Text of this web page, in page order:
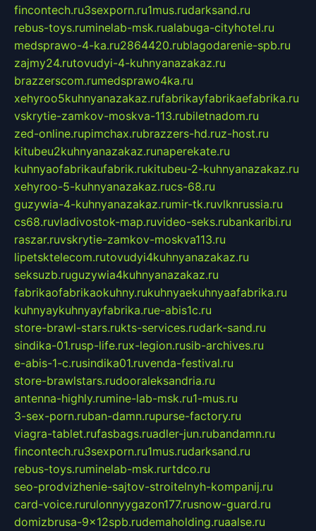
fincontech.ru3sexporn.ru1mus.rudarksand.ru
rebus-toys.ruminelab-msk.rualabuga-cityhotel.ru
medsprawo-4-ka.ru2864420.rublagodarenie-spb.ru
zajmy24.rutovudyi-4-kuhnyanazakaz.ru
brazzerscom.rumedsprawo4ka.ru
xehyroo5kuhnyanazakaz.rufabrikayfabrikaefabrika.ru
vskrytie-zamkov-moskva-113.rubiletnadom.ru
zed-online.rupimchax.rubrazzers-hd.ruz-host.ru
kitubeu2kuhnyanazakaz.runaperekate.ru
kuhnyaofabrikaufabrik.rukitubeu-2-kuhnyanazakaz.ru
xehyroo-5-kuhnyanazakaz.rucs-68.ru
guzywia-4-kuhnyanazakaz.rumir-tk.ruvlknrussia.ru
cs68.ruvladivostok-map.ruvideo-seks.rubankaribi.ru
raszar.ruvskrytie-zamkov-moskva113.ru
lipetsktelecom.rutovudyi4kuhnyanazakaz.ru
seksuzb.ruguzywia4kuhnyanazakaz.ru
fabrikaofabrikaokuhny.rukuhnyaekuhnyaafabrika.ru
kuhnyaykuhnyayfabrika.rue-abis1c.ru
store-brawl-stars.rukts-services.rudark-sand.ru
sindika-01.rusp-life.rux-legion.rusib-archives.ru
e-abis-1-c.rusindika01.ruvenda-festival.ru
store-brawlstars.rudooraleksandria.ru
antenna-highly.rumine-lab-msk.ru1-mus.ru
3-sex-porn.ruban-damn.rupurse-factory.ru
viagra-tablet.rufasbags.ruadler-jun.rubandamn.ru
fincontech.ru3sexporn.ru1mus.rudarksand.ru
rebus-toys.ruminelab-msk.rurtdco.ru
seo-prodvizhenie-sajtov-stroitelnyh-kompanij.ru
card-voice.rurulonnyygazon177.rusnow-guard.ru
domizbrusa-9x12spb.rudemaholding.ruaalse.ru